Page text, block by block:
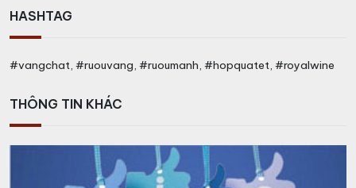
HASHTAG
#vangchat, #ruouvang, #ruoumanh, #hopquatet, #royalwine
THÔNG TIN KHÁC